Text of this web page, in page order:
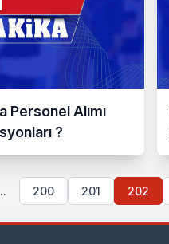
Personel Alımı
?
200 201 202